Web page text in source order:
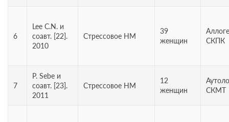
6
Lee C.N. и
соавт. [22].
2010
Стрессовое НМ
39
женщин
СКПК
7
P. Sebe и
соавт. [23].
2011
Стрессовое НМ
12
женщин
СКМТ